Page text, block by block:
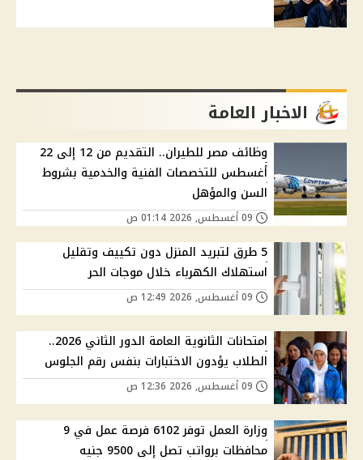
الاخبار العامة
وظائف مصر للطيران.. التقديم من 12 إلى 22
أغسطس للتخصصات الفنية والخدمية بشروط
السن والمؤهل
5 طرق لتبريد المنزل دون تكييف وتقليل
استهلاك الكهرباء خلال موجات الحر
امتحانات الثانوية العامة الدور الثاني 2026..
الطلاب يؤدون الاختبارات بنفس رقم الجلوس
وزارة العمل توفر 6102 فرصة عمل في 9
محافظات برواتب تصل إلى 9500 جنيه